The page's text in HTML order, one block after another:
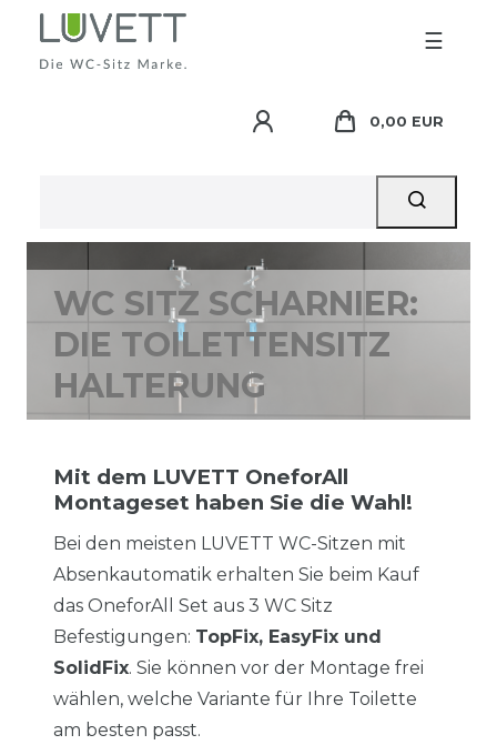
☰
0,00 EUR
WC SITZ SCHARNIER:
DIE TOILETTENSITZ
HALTERUNG
Mit dem LUVETT OneforAll
Montageset haben Sie die Wahl!
Bei den meisten LUVETT WC-Sitzen mit
Absenkautomatik erhalten Sie beim Kauf
das OneforAll Set aus 3 WC Sitz
Befestigungen: TopFix, EasyFix und
SolidFix. Sie können vor der Montage frei
wählen, welche Variante für Ihre Toilette
am besten passt.